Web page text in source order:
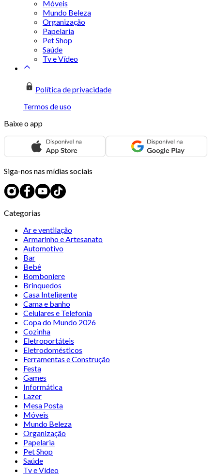
Móveis
Mundo Beleza
Organização
Papelaria
Pet Shop
Saúde
Tv e Vídeo
Política de privacidade
Termos de uso
Baixe o app
Siga-nos nas mídias sociais
Categorias
Ar e ventilação
Armarinho e Artesanato
Automotivo
Bar
Bebê
Bomboniere
Brinquedos
Casa Inteligente
Cama e banho
Celulares e Telefonia
Copa do Mundo 2026
Cozinha
Eletroportáteis
Eletrodomésticos
Ferramentas e Construção
Festa
Games
Informática
Lazer
Mesa Posta
Móveis
Mundo Beleza
Organização
Papelaria
Pet Shop
Saúde
Tv e Vídeo